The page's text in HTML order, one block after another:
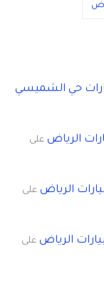
حي الشميسي
الرياض على
الرياض على
الرياض على